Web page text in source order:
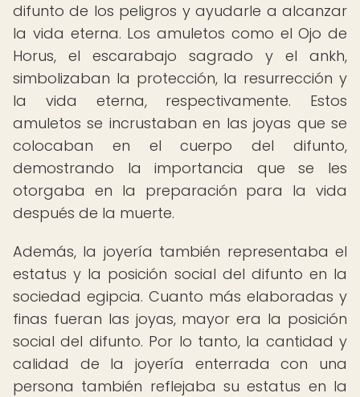
difunto de los peligros y ayudarle a alcanzar
la vida eterna. Los amuletos como el Ojo de
Horus, el escarabajo sagrado y el ankh,
simbolizaban la protección, la resurrección y
la vida eterna, respectivamente. Estos
amuletos se incrustaban en las joyas que se
colocaban en el cuerpo del difunto,
demostrando la importancia que se les
otorgaba en la preparación para la vida
después de la muerte.
Además, la joyería también representaba el
estatus y la posición social del difunto en la
sociedad egipcia. Cuanto más elaboradas y
finas fueran las joyas, mayor era la posición
social del difunto. Por lo tanto, la cantidad y
calidad de la joyería enterrada con una
persona también reflejaba su estatus en la